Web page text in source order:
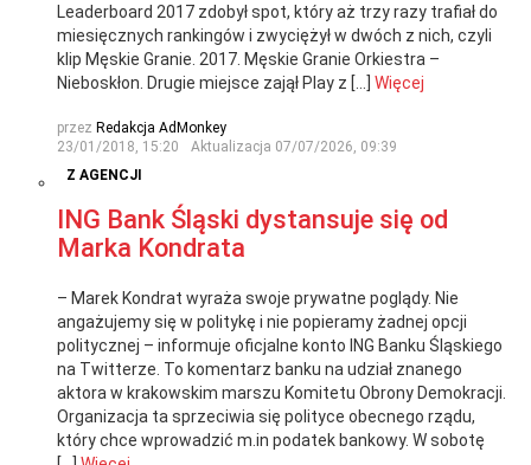
Leaderboard 2017 zdobył spot, który aż trzy razy trafiał do
miesięcznych rankingów i zwyciężył w dwóch z nich, czyli
klip Męskie Granie. 2017. Męskie Granie Orkiestra –
Nieboskłon. Drugie miejsce zajął Play z […] Więcej
przez Redakcja AdMonkey
23/01/2018, 15:20
Aktualizacja 07/07/2026, 09:39
Z AGENCJI
ING Bank Śląski dystansuje się od
Marka Kondrata
– Marek Kondrat wyraża swoje prywatne poglądy. Nie
angażujemy się w politykę i nie popieramy żadnej opcji
politycznej – informuje oficjalne konto ING Banku Śląskiego
na Twitterze. To komentarz banku na udział znanego
aktora w krakowskim marszu Komitetu Obrony Demokracji.
Organizacja ta sprzeciwia się polityce obecnego rządu,
który chce wprowadzić m.in podatek bankowy. W sobotę